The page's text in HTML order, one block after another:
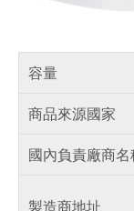
容量
商品來源國家
國內負責廠商
製造商地址